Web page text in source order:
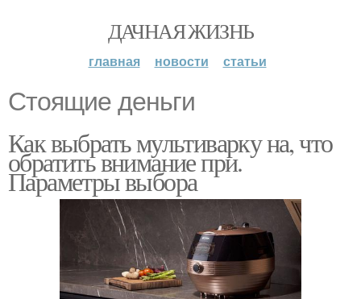
ДАЧНАЯ ЖИЗНЬ
главная новости статьи
Стоящие деньги
Как выбрать мультиварку на, что
обратить внимание при.
Параметры выбора